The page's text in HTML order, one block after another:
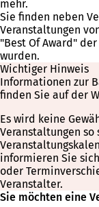
mehr.
Sie finden neben
Veranstaltungen
"Best Of Award"
wurden.
Wichtiger Hinweis
Informationen zur
finden Sie auf der
Es wird keine
Veranstaltungen
informieren Sie
oder
Veranstalter.
Sie möchten eine